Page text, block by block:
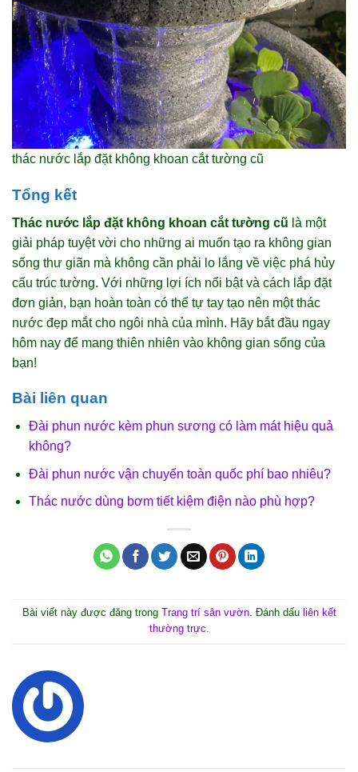
thác nước lắp đặt không khoan cắt tường cũ
Tổng kết
Thác nước lắp đặt không khoan cắt tường cũ là một
giải pháp tuyệt vời cho những ai muốn tạo ra không gian
sống thư giãn mà không cần phải lo lắng về việc phá hủy
cấu trúc tường. Với những lợi ích nổi bật và cách lắp đặt
đơn giản, bạn hoàn toàn có thể tự tay tạo nên một thác
nước đẹp mắt cho ngôi nhà của mình. Hãy bắt đầu ngay
hôm nay để mang thiên nhiên vào không gian sống của
bạn!
Bài liên quan
Đài phun nước kèm phun sương có làm mát hiệu quả
không?
Đài phun nước vận chuyển toàn quốc phí bao nhiêu?
Thác nước dùng bơm tiết kiệm điện nào phù hợp?
Bài viết này được đăng trong Trang trí sân vườn. Đánh dấu liên kết
thường trực.